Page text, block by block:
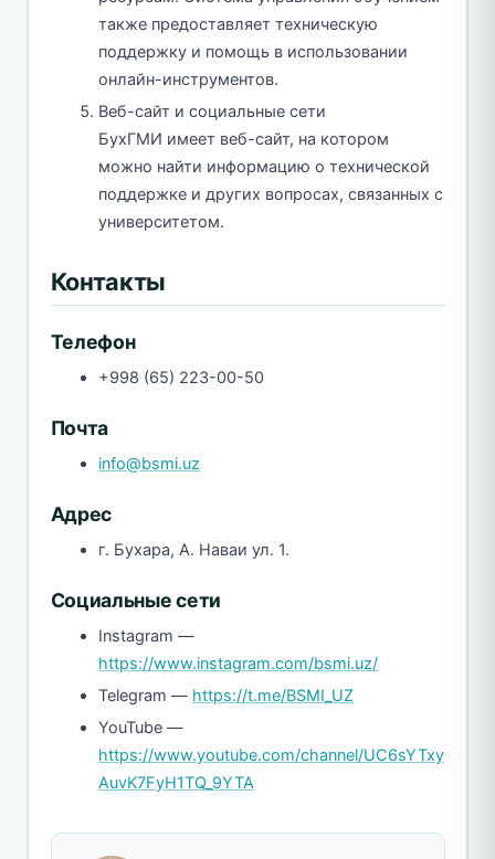
также предоставляет техническую
поддержку и помощь в использовании
онлайн-инструментов.
Веб-сайт и социальные сети
БухГМИ имеет веб-сайт, на котором
можно найти информацию о технической
поддержке и других вопросах, связанных с
университетом.
Контакты
Телефон
+998 (65) 223-00-50
Почта
info@bsmi.uz
Адрес
г. Бухара, А. Наваи ул. 1.
Социальные сети
Instagram —
https://www.instagram.com/bsmi.uz/
Telegram — https://t.me/BSMI_UZ
YouTube —
https://www.youtube.com/channel/UC6sYTxy
AuvK7FyH1TQ_9YTA